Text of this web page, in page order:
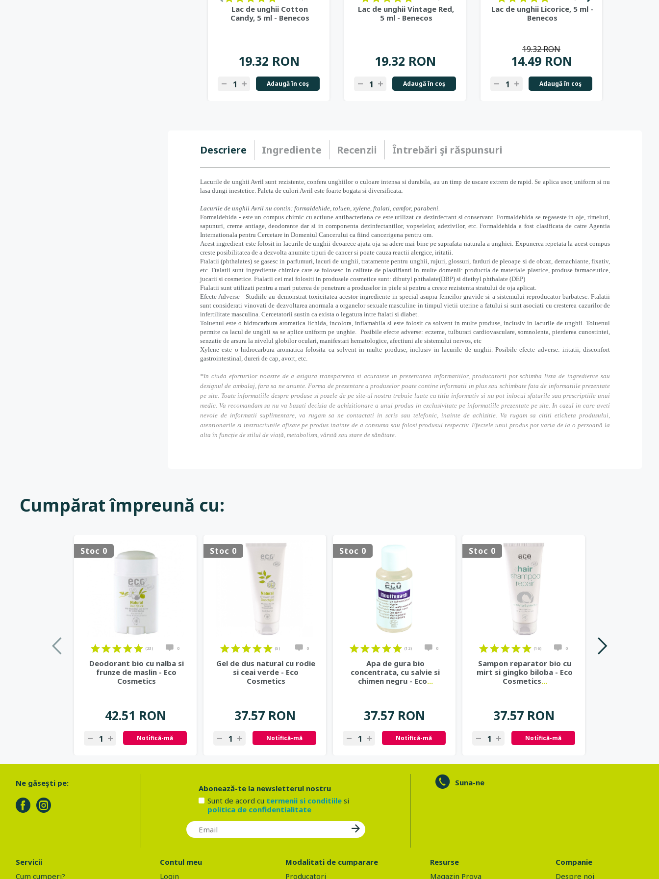
Lac de unghii Cotton
Candy, 5 ml - Benecos
19.32 RON
Adaugă în coş
Lac de unghii Vintage Red,
5 ml - Benecos
19.32 RON
Adaugă în coş
Lac de unghii Licorice, 5 ml -
Benecos
14.49 RON
19.32 RON
Adaugă în coş
+
- +
- +
-
Descriere Ingrediente Recenzii Întrebări şi răspunsuri
Lacurile de unghii Avril sunt rezistente, confera unghiilor o culoare intensa si durabila, au un timp de uscare extrem de rapid. Se aplica usor, uniform si nu
lasa dungi inestetice. Paleta de culori Avril este foarte bogata si diversificata.
Lacurile de unghii Avril nu contin: formaldehide, toluen, xylene, ftalati, camfor, parabeni.
Formaldehida - este un compus chimic cu actiune antibacteriana ce este utilizat ca dezinfectant si conservant. Formaldehida se regaseste in oje, rimeluri,
sapunuri, creme antiage, deodorante dar si in componenta dezinfectantilor, vopselelor, adezivilor, etc. Formaldehida a fost clasificata de catre Agentia
Internationala pentru Cercetare in Domeniul Cancerului ca fiind cancerigena pentru om.
Acest ingredient este folosit in lacurile de unghii deoarece ajuta oja sa adere mai bine pe suprafata naturala a unghiei. Expunerea repetata la acest compus
creste posibilitatea de a dezvolta anumite tipuri de cancer si poate cauza reactii alergice, iritatii.
Ftalatii (phthalates) se gasesc in parfumuri, lacuri de unghii, tratamente pentru unghii, rujuri, glossuri, farduri de pleoape si de obraz, demachiante, fixativ,
etc. Ftalatii sunt ingrediente chimice care se folosesc in calitate de plastifianti in multe domenii: productia de materiale plastice, produse farmaceutice,
jucarii si cosmetice. Ftalatii cei mai folositi in produsele cosmetice sunt: dibutyl phthalate(DBP) si diethyl phthalate (DEP)
Ftalatii sunt utilizati pentru a mari puterea de penetrare a produselor in piele si pentru a creste rezistenta stratului de oja aplicat.
Efecte Adverse - Studiile au demonstrat toxicitatea acestor ingrediente in special asupra femeilor gravide si a sistemului reproducator barbatesc. Ftalatii
sunt considerati vinovati de dezvoltarea anormala a organelor sexuale masculine in timpul vietii uterine a fatului si sunt asociati cu cresterea cazurilor de
infertilitate masculina. Cercetatorii sustin ca exista o legatura intre ftalati si diabet.
Toluenul este o hidrocarbura aromatica lichida, incolora, inflamabila si este folosit ca solvent in multe produse, inclusiv in lacurile de unghii. Toluenul
permite ca lacul de unghii sa se aplice uniform pe unghie. Posibile efecte adverse: eczeme, tulburari cardiovasculare, somnolenta, pierderea cunostintei,
senzatie de arsura la nivelul globilor oculari, manifestari hematologice, afectiuni ale sistemului nervos, etc
Xylene este o hidrocarbura aromatica folosita ca solvent in multe produse, inclusiv in lacurile de unghii. Posibile efecte adverse: iritatii, disconfort
gastrointestinal, dureri de cap, avort, etc.
*In ciuda eforturilor noastre de a asigura transparenta si acuratete in prezentarea informatiilor, producatorii pot schimba lista de ingrediente sau
designul de ambalaj, fara sa ne anunte. Forma de prezentare a produselor poate contine informatii in plus sau schimbate fata de informatiile prezentate
pe site. Toate informatiile despre produse si pozele de pe site-ul nostru trebuie luate cu titlu informativ si nu pot inlocui sfaturile sau prescriptiile unui
medic. Va recomandam sa nu va bazati decizia de achizitionare a unui produs in exclusivitate pe informatiile prezentate pe site. In cazul in care aveti
nevoie de informatii suplimentare, va rugam sa ne contactati in scris sau telefonic, inainte de achizitie. Va rugam sa cititi eticheta produsului,
atentionarile si instructiunile afisate pe produs inainte de a consuma sau folosi produsul respectiv. Efectele unui produs pot varia de la o persoană la
alta în funcție de stilul de viață, metabolism, vârstă sau stare de sănătate.
Cumpărat împreună cu:
Stoc 0
(23) 0
Deodorant bio cu nalba si
frunze de maslin - Eco
Cosmetics
42.51 RON
Notifică-mă
Stoc 0
(5) 0
Gel de dus natural cu rodie
si ceai verde - Eco
Cosmetics
37.57 RON
Notifică-mă
Stoc 0
(12) 0
Apa de gura bio
concentrata, cu salvie si
chimen negru - Eco...
37.57 RON
Notifică-mă
Stoc 0
(16) 0
Sampon reparator bio cu
mirt si gingko biloba - Eco
Cosmetics...
37.57 RON
Notifică-mă
Ne găseşti pe:
Abonează-te la newsletterul nostru
Sunt de acord cu termenii si conditiilesi
politica de confidentialitate
Suna-ne
Servicii
Cum cumperi?
Contul meu
Login
Modalitati de cumparare
Producatori
Resurse
Magazin Prova
Companie
Despre noi